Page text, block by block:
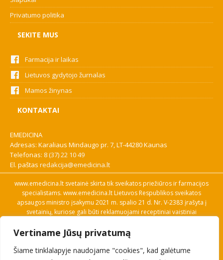
Vertiname Jūsų privatumą
Šiame tinklalapyje naudojame "cookies", kad galėtume
Privatumo politika
SEKITE MUS
Farmacija ir laikas
Lietuvos gydytojo žurnalas
Mamos žinynas
KONTAKTAI
EMEDICINA
Adresas: Karaliaus Mindaugo pr. 7, LT-44280 Kaunas
Telefonas: 8 (37) 22 10 49
El. paštas redakcija@emedicina.lt
www.emedicina.lt svetainė skirta tik sveikatos priežiūros ir farmacijos
specialistams. www.emedicina.lt Lietuvos Respublikos sveikatos
apsaugos ministro įsakymu 2021 m. spalio 21 d. Nr. V-2383 įrašyta į
svetainių, kuriose gali būti reklamuojami receptiniai vaistiniai
savo profesinę kvalifikaciją. Naudingos nuorodos: Vaistų ir medicinos
pagalbos priemonių kainų paieška, VVKT tinklalapis, Sveikatos
priežiūros ar farmacijos specialisto pranešimo apie įtariamą